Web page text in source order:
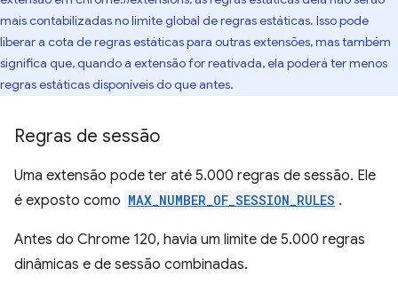
mais contabilizadas no limite global de regras estáticas. Isso pode
liberar a cota de regras estáticas para outras extensões, mas também
significa que, quando a extensão for reativada, ela poderá ter menos
regras estáticas disponíveis do que antes.
Regras de sessão
Uma extensão pode ter até 5.000 regras de sessão. Ele
é exposto como MAX_NUMBER_OF_SESSION_RULES .
Antes do Chrome 120, havia um limite de 5.000 regras
dinâmicas e de sessão combinadas.